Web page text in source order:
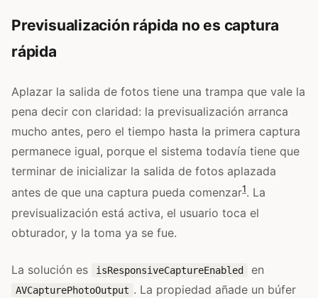
Previsualización rápida no es captura
rápida
Aplazar la salida de fotos tiene una trampa que vale la
pena decir con claridad: la previsualización arranca
mucho antes, pero el tiempo hasta la primera captura
permanece igual, porque el sistema todavía tiene que
terminar de inicializar la salida de fotos aplazada
antes de que una captura pueda comenzar1. La
previsualización está activa, el usuario toca el
obturador, y la toma ya se fue.
La solución es isResponsiveCaptureEnabled en
AVCapturePhotoOutput . La propiedad añade un búfer